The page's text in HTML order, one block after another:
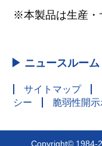
※本製品は生産・
▶ ニュースルーム
サイトマップ
シー
脆弱性開
Copyright© 1984-